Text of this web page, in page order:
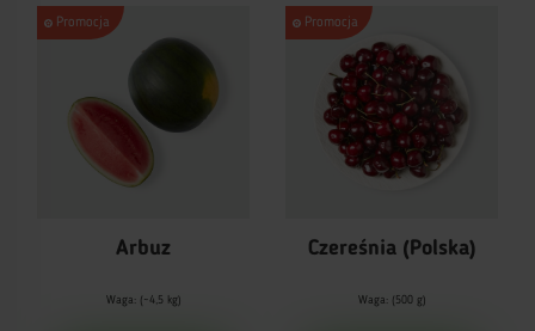
Promocja
Arbuz
Waga: (~4,5 kg)
Promocja
Czereśnia (Polska)
Waga: (500 g)